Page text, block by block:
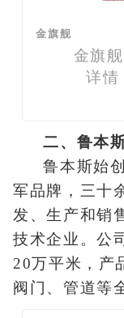
金旗舰
金旗舰
详情
二、鲁本
鲁本斯始
军品牌，三十
发、生产和销
技术企业。公
20万平米，产
阀门、管道等